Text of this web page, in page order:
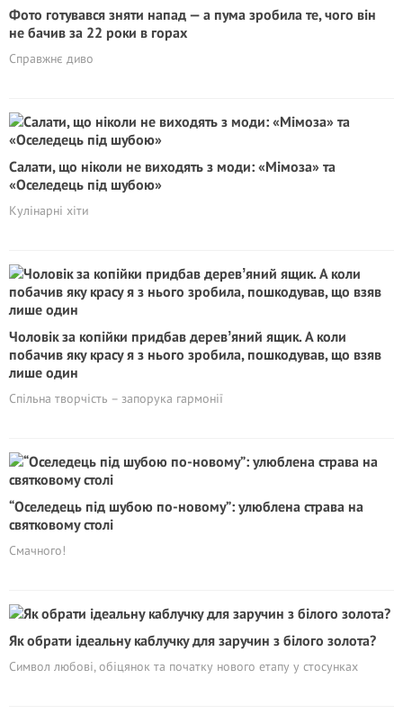
Фото готувався зняти напад — а пума зробила те, чого він
не бачив за 22 роки в горах
Справжнє диво
Салати, що ніколи не виходять з моди: «Мімоза» та
«Оселедець під шубою»
Кулінарні хіти
Чоловік за копійки придбав деревʼяний ящик. А коли
побачив яку красу я з нього зробила, пошкодував, що взяв
лише один
Спільна творчість – запорука гармонії
“Оселедець під шубою по-новому”: улюблена страва на
святковому столі
Смачного!
Як обрати ідеальну каблучку для заручин з білого золота?
Символ любові, обіцянок та початку нового етапу у стосунках